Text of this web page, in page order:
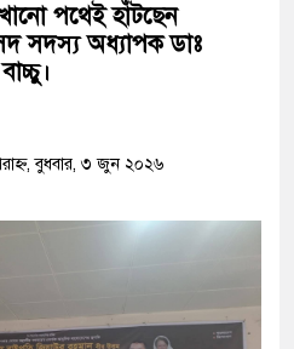
পথেই হাঁটছেন
সদস্য অধ্যাপক ডাঃ
বুধবার, ৩ জুন ২০২৬